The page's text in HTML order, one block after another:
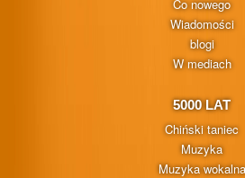
Co nowego
Wiadomości
blogi
W mediach
5000 LAT
Chiński taniec
Muzyka
Muzyka wokalna